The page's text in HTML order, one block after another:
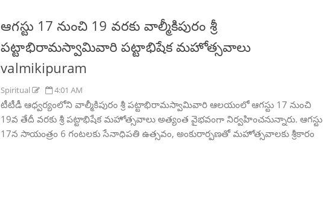
ఆగస్టు 17 నుంచి 19 వరకు వాల్మీకిపురం శ్రీ
పట్టాభిరామస్వామివారి పట్టాభిషేక మహోత్సవాలు
valmikipuram
Spiritual 4:01 AM
టీటీడీ ఆధ్వర్యంలోని వాల్మీకిపురం శ్రీ పట్టాభిరామస్వామివారి ఆలయంలో ఆగస్టు 17 నుంచి
19వ తేదీ వరకు శ్రీ పట్టాభిషేక మహోత్సవాలు అత్యంత వైభవంగా నిర్వహించనున్నారు. ఆగస్టు
17న సాయంత్రం 6 గంటలకు సేనాధిపతి ఉత్సవం, అంకురార్పణతో మహోత్సవాలకు శ్రీకారం